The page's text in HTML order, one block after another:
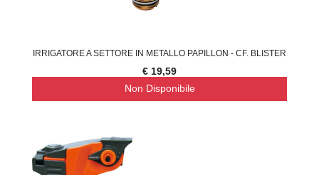
IRRIGATORE A SETTORE IN METALLO PAPILLON - CF. BLISTER
€ 19,59
Non Disponibile